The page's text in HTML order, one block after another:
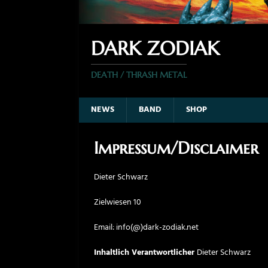
DARK ZODIAK
DEATH / THRASH METAL
NEWS BAND SHOP
Impressum/Disclaimer
Dieter Schwarz
Zielwiesen 10
Email: info(@)dark-zodiak.net
Inhaltlich VerantwortlicherDieter Schwarz